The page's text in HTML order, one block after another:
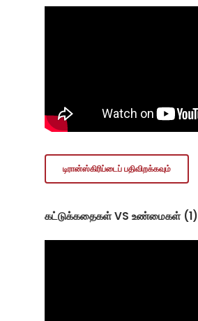
டிரான்ஸ்கிரிப்டைப் பதிவிறக்கவும்
கட்டுக்கதைகள் VS உண்மைகள் (1)